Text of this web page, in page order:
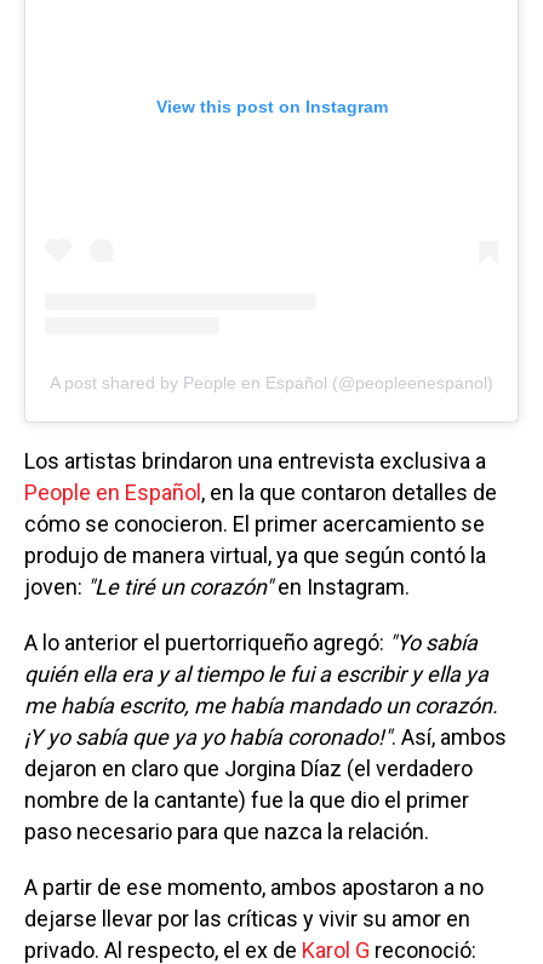
View this post on Instagram
A post shared by People en Español (@peopleenespanol)
Los artistas brindaron una entrevista exclusiva a
People en Español, en la que contaron detalles de
cómo se conocieron. El primer acercamiento se
produjo de manera virtual, ya que según contó la
joven: "Le tiré un corazón"en Instagram.
A lo anterior el puertorriqueño agregó: "Yo sabía
quién ella era y al tiempo le fui a escribir y ella ya
me había escrito, me había mandado un corazón.
¡Y yo sabía que ya yo había coronado!". Así, ambos
dejaron en claro que Jorgina Díaz (el verdadero
nombre de la cantante) fue la que dio el primer
paso necesario para que nazca la relación.
A partir de ese momento, ambos apostaron a no
dejarse llevar por las críticas y vivir su amor en
privado. Al respecto, el ex de Karol G reconoció: